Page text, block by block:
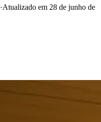
·Atualizado em 28 de junho de